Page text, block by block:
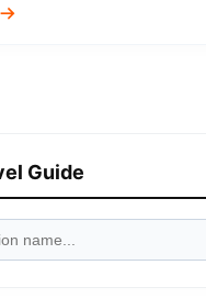
Jangan ragu untuk
Guide